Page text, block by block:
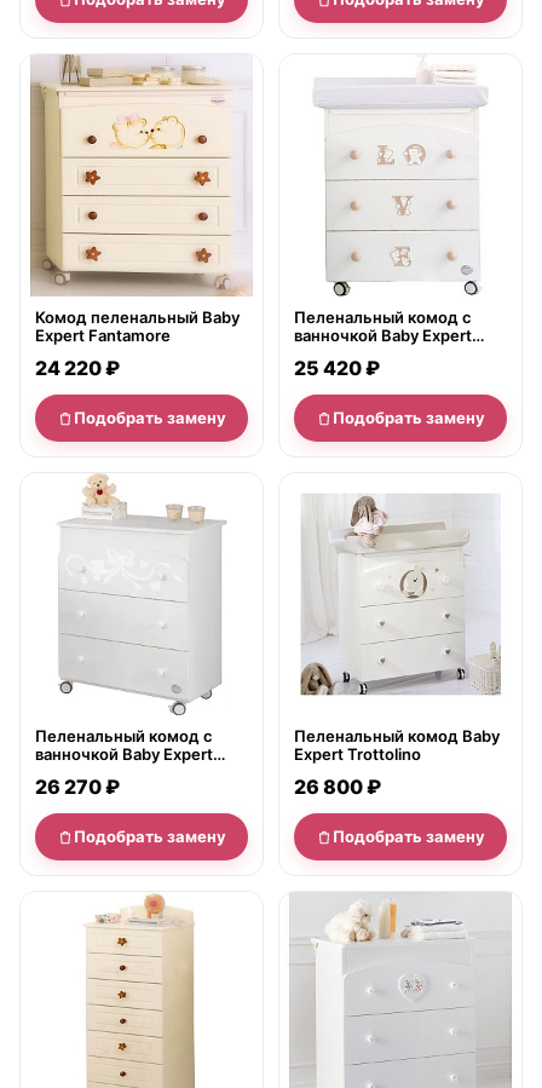
нет в продаже
Комод пеленальный Baby
Expert Fantamore
24 220 ₽
Подобрать замену
нет в продаже
Пеленальный комод с
ванночкой Baby Expert
25 420 ₽
Подобрать замену
нет в продаже
Пеленальный комод с
ванночкой Baby Expert
26 270 ₽
Подобрать замену
нет в продаже
Пеленальный комод Baby
Expert Trottolino
26 800 ₽
Подобрать замену
нет в продаже нет в продаже